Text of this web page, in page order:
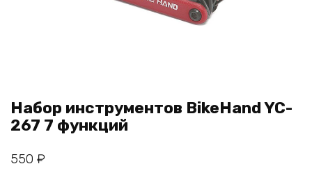
Набор инструментов BikeHand YC-
267 7 функций
550 ₽